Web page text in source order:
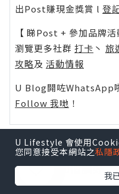
出Post賺現金獎賞 l 登
【 睇Post + 參加品牌活
瀏覽更多社群 打卡 丶 旅
攻略及 活動情報
U Blog開咗WhatsApp
Follow 我哋 ！
0個讚好
U Lifestyle 會使用
您同意接受本網站之私隱
我